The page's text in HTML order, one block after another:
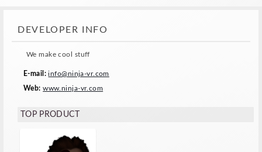
DEVELOPER INFO
We make cool stuff
E-mail: info@ninja-vr.com
Web:www.ninja-vr.com
TOP PRODUCT